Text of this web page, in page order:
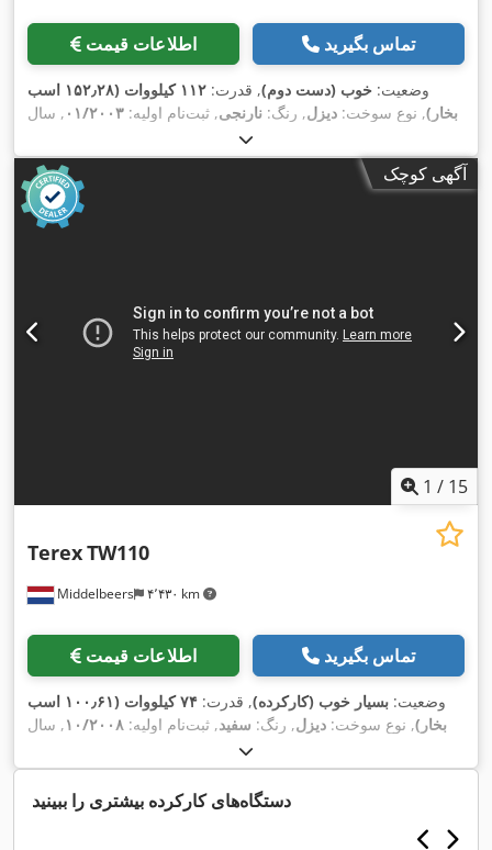
اطلاعات قیمت تماس بگیرید
وضعیت: خوب (دست دوم), قدرت:
۱۱۲ کیلووات (۱۵۲٫۲۸ اسب
بخار), نوع سوخت: دیزل, رنگ: نارنجی, ثبت‌نام اولیه: ۰۱/۲۰۰۳ , سال
ساخت:
آگهی کوچک
1 / 15
Middelbeers ۴٬۴۳۰ km
TerexTW110
اطلاعات قیمت تماس بگیرید
وضعیت: بسیار خوب (کارکرده), قدرت:
۷۴ کیلووات (۱۰۰٫۶۱ اسب
بخار), نوع سوخت: دیزل, رنگ: سفید, ثبت‌نام اولیه: ۱۰/۲۰۰۸, سال
ساخت:
دستگاه‌های کارکرده بیشتری را ببینید